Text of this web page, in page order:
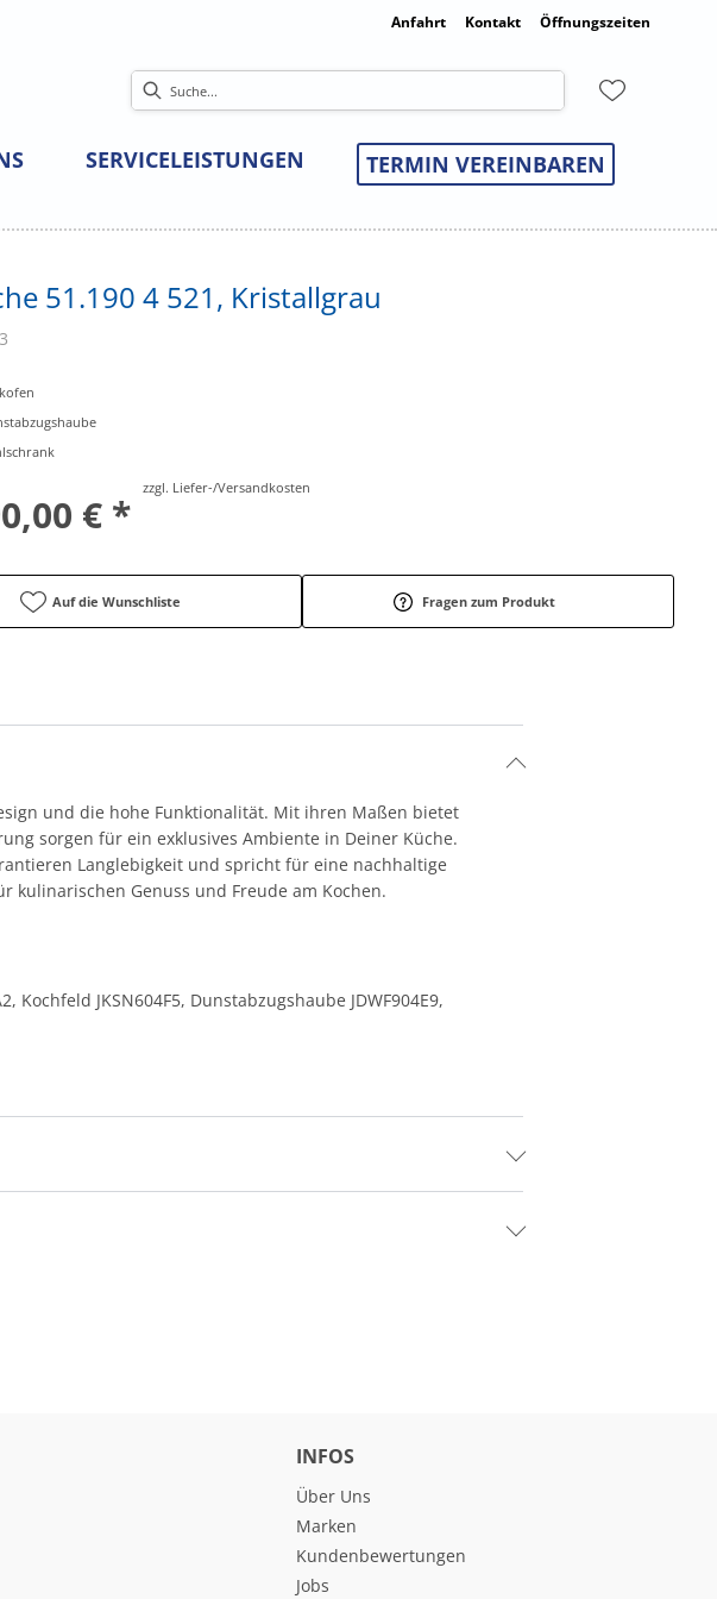
Anfahrt Kontakt Öffnungszeiten
SERVICELEISTUNGEN TERMIN VEREINBAREN
51.190 4 521, Kristallgrau
€ *
zzgl. Liefer-/Versandkosten
Auf die Wunschliste Fragen zum Produkt
und die hohe Funktionalität. Mit ihren Maßen bietet
sorgen für ein exklusives Ambiente in Deiner Küche.
Langlebigkeit und spricht für eine nachhaltige
kulinarischen Genuss und Freude am Kochen.
JKSN604F5, Dunstabzugshaube JDWF904E9,
INFOS
Über Uns
Marken
Kundenbewertungen
Jobs